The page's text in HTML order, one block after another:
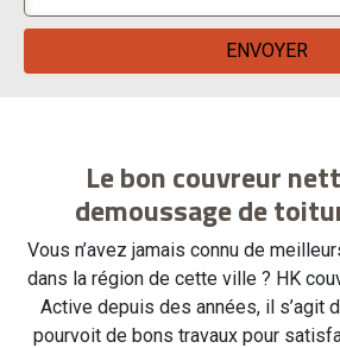
Le bon couvreur
demoussage de
Vous n’avez jamais connu de
dans la région de cette ville ? HK
Active depuis des années, il s’agit
pourvoit de bons travaux pour